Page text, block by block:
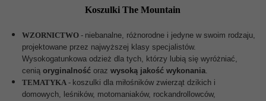
Koszulki The Mountain
WZORNICTWO - niebanalne, różnorodne i jedyne w swoim rodzaju,
projektowane przez najwyższej klasy specjalistów.
Wysokogatunkowa odzież dla tych, którzy lubią się wyróżniać,
cenią oryginalność oraz wysoką jakość wykonania.
TEMATYKA - koszulki dla miłośników zwierząt dzikich i
domowych, leśników, motomaniaków, rockandrollowców,